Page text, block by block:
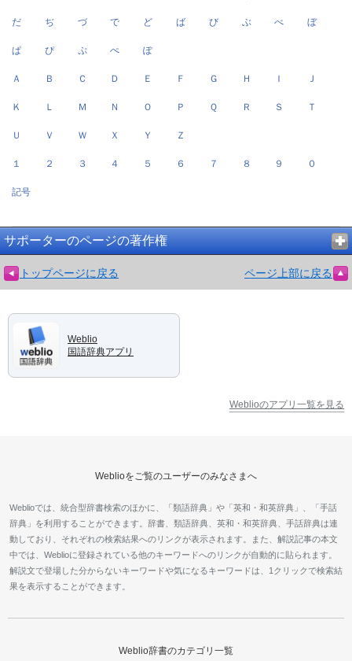
だ ぢ づ で ど ば び ぶ べ ぼ
ぱ ぴ ぷ ぺ ぽ
Ａ Ｂ Ｃ Ｄ Ｅ Ｆ Ｇ Ｈ Ｉ Ｊ
Ｋ Ｌ Ｍ Ｎ Ｏ Ｐ Ｑ Ｒ Ｓ Ｔ
Ｕ Ｖ Ｗ Ｘ Ｙ Ｚ
１ ２ ３ ４ ５ ６ ７ ８ ９ ０
記号
サポーターのページの著作権
トップページに戻る ページ上部に戻る
Weblio
国語辞典アプリ
Weblioのアプリ一覧を見る
Weblioをご覧のユーザーのみなさまへ
Weblioでは、統合型辞書検索のほかに、「類語辞典」や「英和・和英辞典」、「手話
辞典」を利用することができます。辞書、類語辞典、英和・和英辞典、手話辞典は連
動しており、それぞれの検索結果へのリンクが表示されます。また、解説記事の本文
中では、Weblioに登録されている他のキーワードへのリンクが自動的に貼られます。
解説文で登場した分からないキーワードや気になるキーワードは、1クリックで検索結
果を表示することができます。
Weblio辞書のカテゴリ一覧